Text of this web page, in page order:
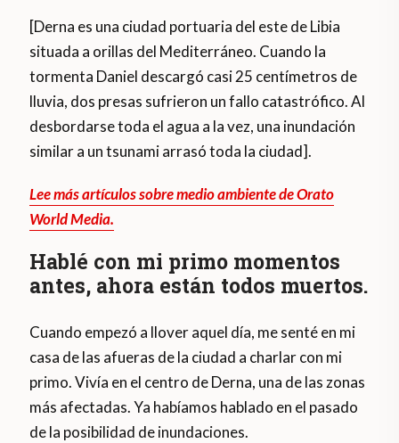
[Derna es una ciudad portuaria del este de Libia
situada a orillas del Mediterráneo. Cuando la
tormenta Daniel descargó casi 25 centímetros de
lluvia, dos presas sufrieron un fallo catastrófico. Al
desbordarse toda el agua a la vez, una inundación
similar a un tsunami arrasó toda la ciudad].
Lee más artículos sobre medio ambiente de Orato
World Media.
Hablé con mi primo momentos
antes, ahora están todos muertos.
Cuando empezó a llover aquel día, me senté en mi
casa de las afueras de la ciudad a charlar con mi
primo. Vivía en el centro de Derna, una de las zonas
más afectadas. Ya habíamos hablado en el pasado
de la posibilidad de inundaciones.